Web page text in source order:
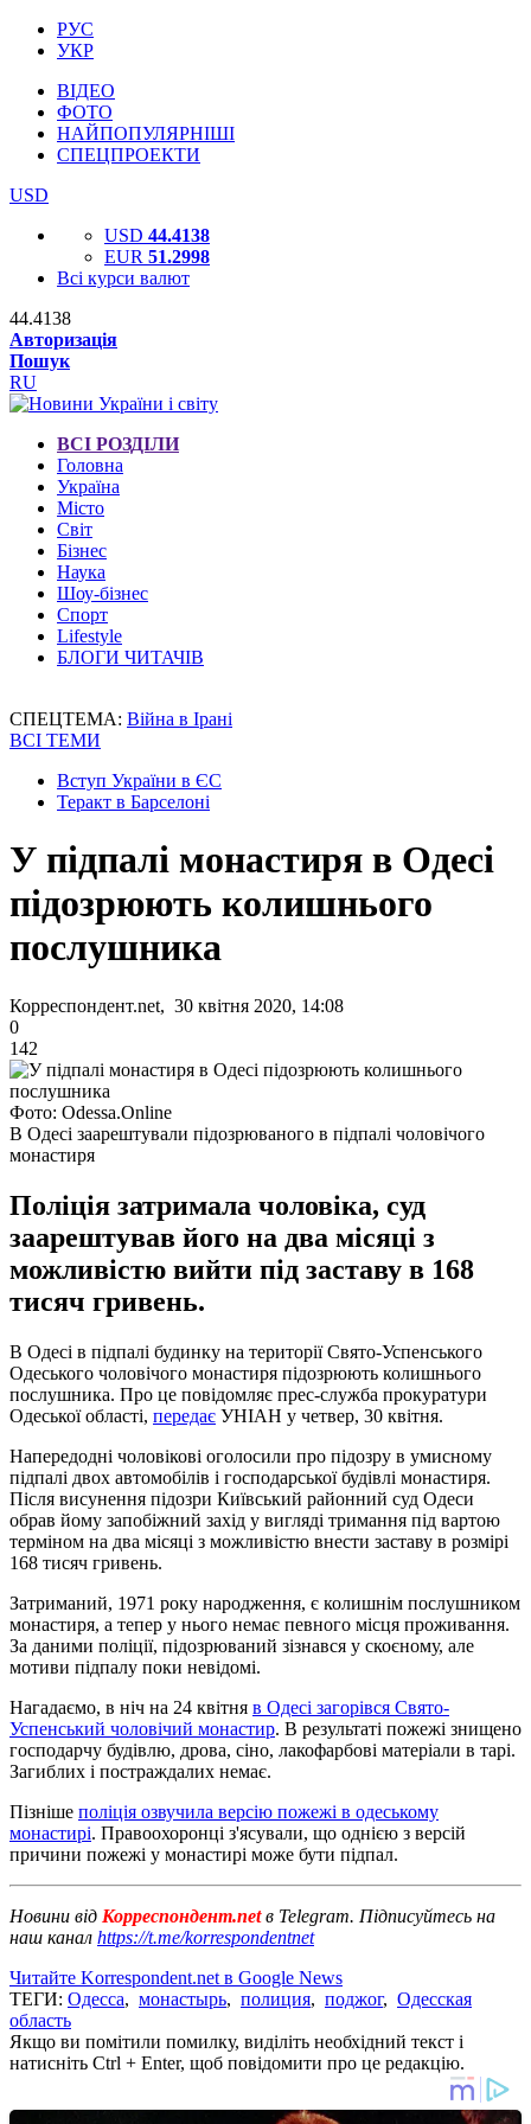
РУС
УКР
ВІДЕО
ФОТО
НАЙПОПУЛЯРНІШІ
СПЕЦПРОЕКТИ
USD
USD 44.4138
EUR 51.2998
Всі курси валют
44.4138
Авторизація
Пошук
RU
ВСІ РОЗДІЛИ
Головна
Україна
Місто
Світ
Бізнес
Наука
Шоу-бізнес
Спорт
Lifestyle
БЛОГИ ЧИТАЧІВ
СПЕЦТЕМА: Війна в Ірані
ВСІ ТЕМИ
Вступ України в ЄС
Теракт в Барселоні
У підпалі монастиря в Одесі
підозрюють колишнього
послушника
Корреспондент.net, 30 квітня 2020, 14:08
0
142
Фото: Odessa.Online
В Одесі заарештували підозрюваного в підпалі чоловічого
монастиря
Поліція затримала чоловіка, суд
заарештував його на два місяці з
можливістю вийти під заставу в 168
тисяч гривень.
В Одесі в підпалі будинку на території Свято-Успенського
Одеського чоловічого монастиря підозрюють колишнього
послушника. Про це повідомляє прес-служба прокуратури
Одеської області, передає УНІАН у четвер, 30 квітня.
Напередодні чоловікові оголосили про підозру в умисному
підпалі двох автомобілів і господарської будівлі монастиря.
Після висунення підозри Київський районний суд Одеси
обрав йому запобіжний захід у вигляді тримання під вартою
терміном на два місяці з можливістю внести заставу в розмірі
168 тисяч гривень.
Затриманий, 1971 року народження, є колишнім послушником
монастиря, а тепер у нього немає певного місця проживання.
За даними поліції, підозрюваний зізнався у скоєному, але
мотиви підпалу поки невідомі.
Нагадаємо, в ніч на 24 квітня в Одесі загорівся Свято-
Успенський чоловічий монастир. В результаті пожежі знищено
господарчу будівлю, дрова, сіно, лакофарбові матеріали в тарі.
Загиблих і постраждалих немає.
Пізніше поліція озвучила версію пожежі в одеському
монастирі. Правоохоронці з'ясували, що однією з версій
причини пожежі у монастирі може бути підпал.
Новини від Корреспондент.netв Telegram. Підписуйтесь на
наш канал https://t.me/korrespondentnet
Читайте Korrespondent.net в Google News
ТЕГИ: Одесса, монастырь, полиция, поджог, Одесская
область
Якщо ви помітили помилку, виділіть необхідний текст і
натисніть Ctrl + Enter, щоб повідомити про це редакцію.